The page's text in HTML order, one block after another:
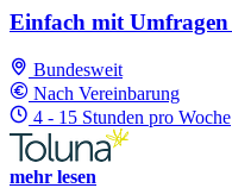
Einfach mit
Bundesweit
Nach Vereinbarung
4 - 15 Stunden pro Woche
mehr lesen